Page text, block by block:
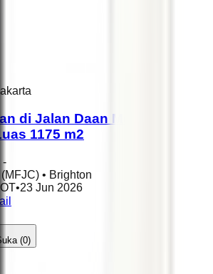
di Jalan Daan Mogot,
1175 m2
-
• Brighton
•23 Jun 2026
(0)